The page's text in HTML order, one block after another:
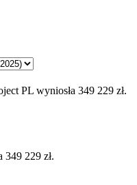
PL wyniosła 349 229 zł.
349 229 zł.